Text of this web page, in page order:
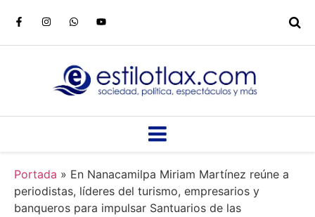
Portada » En Nanacamilpa Miriam Martínez reúne a
periodistas, líderes del turismo, empresarios y
banqueros para impulsar Santuarios de las